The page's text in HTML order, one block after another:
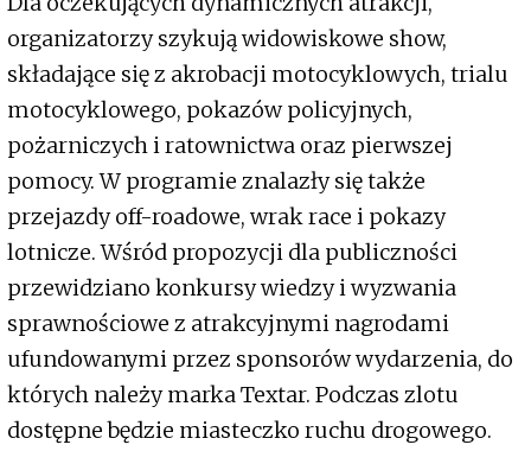
organizatorzy szykują widowiskowe show,
składające się z akrobacji motocyklowych, trialu
motocyklowego, pokazów policyjnych,
pożarniczych i ratownictwa oraz pierwszej
pomocy. W programie znalazły się także
przejazdy off-roadowe, wrak race i pokazy
lotnicze. Wśród propozycji dla publiczności
przewidziano konkursy wiedzy i wyzwania
sprawnościowe z atrakcyjnymi nagrodami
ufundowanymi przez sponsorów wydarzenia, do
których należy marka Textar. Podczas zlotu
dostępne będzie miasteczko ruchu drogowego.